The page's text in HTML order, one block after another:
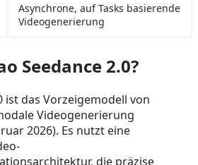
Asynchrone, auf Tasks basierende
Videogenerierung
Seedance 2.0?
ist das Vorzeigemodell von
Videogenerierung
2026). Es nutzt eine
die präzise